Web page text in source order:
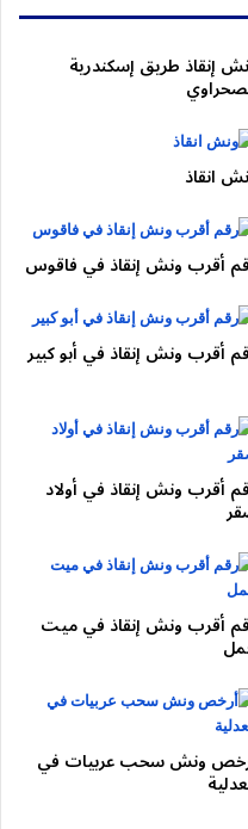
داخلالتجمع الخامسأو أي
فأنت محتاج تدخل سريع وآمن.
سيارات
بالأمان والأسعار العادلة.
حقيقية.
؟
الحديثة والمنخفضة
وحوادث القاهرة
خفية
اتصل الأن للحصول علي
إنقاذ طريق إسكندرية
انقاذ
أقرب ونش إنقاذ في فاقوس
أقرب ونش إنقاذ في أبو كبير
أقرب ونش إنقاذ في أولاد
أقرب ونش إنقاذ في ميت
ونش سحب عربيات في